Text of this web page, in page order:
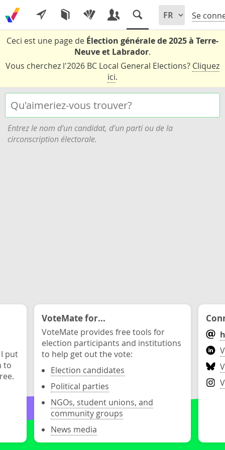
Se
Ceci est une page de Élection générale de 2025 à Terre-
Neuve et Labrador.
Vous cherchez l'2026 BC Local General Elections? Cliquez
ici.
Entrez le nom d'un candidat, d'un parti ou de la
circonscription électorale.
put
to
VoteMate for...
VoteMate provides free tools for
election participants and institutions
to help get out the vote:
Election candidates
Political parties
NGOs, student unions, and
community groups
News media